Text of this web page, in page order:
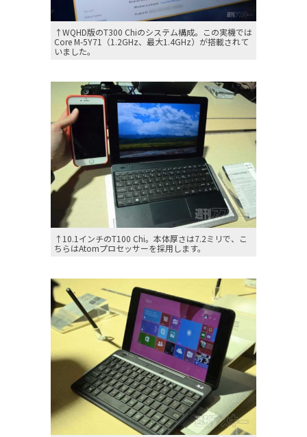
↑WQHD版のT300 Chiのシステム構成。この実機では
Core M-5Y71（1.2GHz、最大1.4GHz）が搭載されて
いました。
↑10.1インチのT100 Chi。本体厚さは7.2ミリで、こ
ちらはAtomプロセッサーを採用します。